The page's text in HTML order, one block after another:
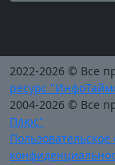
2022-2026 © Все
ресурс
2004-2026 © Все
Плюс"